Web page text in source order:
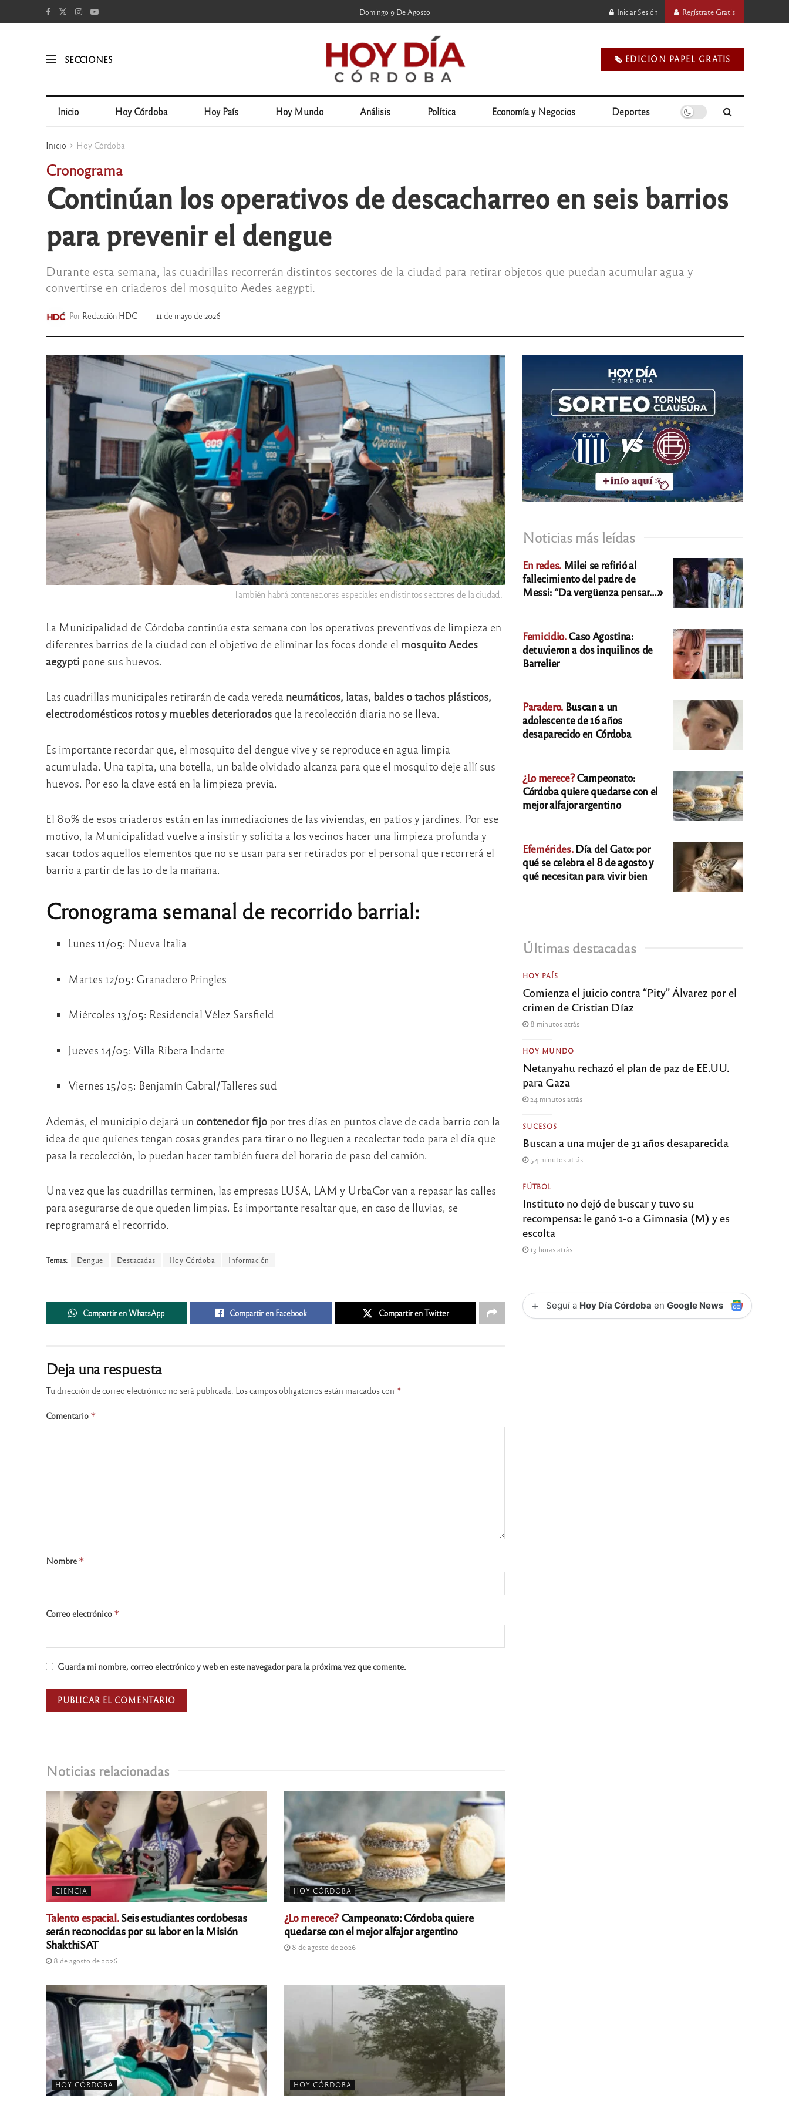
Domingo 9 De Agosto Iniciar Sesión Regístrate Gratis
SECCIONES 🗞️ EDICIÓN PAPEL GRATIS
Inicio Hoy Córdoba Hoy País Hoy Mundo Análisis Política Economía y Negocios Deportes
Inicio Hoy Córdoba
Cronograma
Continúan los operativos de descacharreo en seis barrios
para prevenir el dengue
Durante esta semana, las cuadrillas recorrerán distintos sectores de la ciudad para retirar objetos que puedan acumular agua y
convertirse en criaderos del mosquito Aedes aegypti.
Por Redacción HDC 11 de mayo de 2026
También habrá contenedores especiales en distintos sectores de la ciudad.
La Municipalidad de Córdoba continúa esta semana con los operativos preventivos de limpieza en
diferentes barrios de la ciudad con el objetivo de eliminar los focos donde el mosquito Aedes
aegypti pone sus huevos.
Las cuadrillas municipales retirarán de cada vereda neumáticos, latas, baldes o tachos plásticos,
electrodomésticos rotos y muebles deterioradosque la recolección diaria no se lleva.
Es importante recordar que, el mosquito del dengue vive y se reproduce en agua limpia
acumulada. Una tapita, una botella, un balde olvidado alcanza para que el mosquito deje allí sus
huevos. Por eso la clave está en la limpieza previa.
El 80% de esos criaderos están en las inmediaciones de las viviendas, en patios y jardines. Por ese
motivo, la Municipalidad vuelve a insistir y solicita a los vecinos hacer una limpieza profunda y
sacar todos aquellos elementos que no se usan para ser retirados por el personal que recorrerá el
barrio a partir de las 10 de la mañana.
Cronograma semanal de recorrido barrial:
Lunes 11/05: Nueva Italia
Martes 12/05: Granadero Pringles
Miércoles 13/05: Residencial Vélez Sarsfield
Jueves 14/05: Villa Ribera Indarte
Viernes 15/05: Benjamín Cabral/Talleres sud
Además, el municipio dejará un contenedor fijopor tres días en puntos clave de cada barrio con la
idea de que quienes tengan cosas grandes para tirar o no lleguen a recolectar todo para el día que
pasa la recolección, lo puedan hacer también fuera del horario de paso del camión.
Una vez que las cuadrillas terminen, las empresas LUSA, LAM y UrbaCor van a repasar las calles
para asegurarse de que queden limpias. Es importante resaltar que, en caso de lluvias, se
reprogramará el recorrido.
Temas: Dengue Destacadas Hoy Córdoba Información
Compartir en WhatsApp Compartir en Facebook Compartir en Twitter
Noticias relacionadas
CIENCIA
Talento espacial.Seis estudiantes cordobesas
serán reconocidas por su labor en la Misión
ShakthiSAT
8 de agosto de 2026
HOY CÓRDOBA
¿Lo merece?Campeonato: Córdoba quiere
quedarse con el mejor alfajor argentino
8 de agosto de 2026
HOY CÓRDOBA HOY CÓRDOBA
Deja una respuesta
Tu dirección de correo electrónico no será publicada. Los campos obligatorios están marcados con *
Comentario *
Nombre *
Correo electrónico *
Guarda mi nombre, correo electrónico y web en este navegador para la próxima vez que comente.
Noticias más leídas
En redes. Milei se refirió al
fallecimiento del padre de
Messi: “Da vergüenza pensar…»
Femicidio.Caso Agostina:
detuvieron a dos inquilinos de
Barrelier
Paradero. Buscan a un
adolescente de 16 años
desaparecido en Córdoba
¿Lo merece?Campeonato:
Córdoba quiere quedarse con el
mejor alfajor argentino
Efemérides.Día del Gato: por
qué se celebra el 8 de agosto y
qué necesitan para vivir bien
Últimas destacadas
HOY PAÍS
Comienza el juicio contra “Pity” Álvarez por el
crimen de Cristian Díaz
8 minutos atrás
HOY MUNDO
Netanyahu rechazó el plan de paz de EE.UU.
para Gaza
24 minutos atrás
SUCESOS
Buscan a una mujer de 31 años desaparecida
54 minutos atrás
FÚTBOL
Instituto no dejó de buscar y tuvo su
recompensa: le ganó 1-0 a Gimnasia (M) y es
escolta
13 horas atrás
+ Seguí a Hoy Día Córdoba enGoogle News